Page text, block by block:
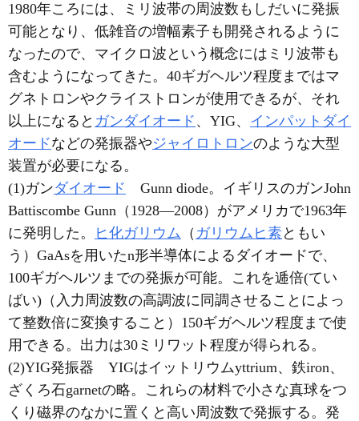
1980年ころには、ミリ波帯の周波数もしだいに発振
可能となり、低雑音の増幅素子も開発されるように
なったので、マイクロ波という概念にはミリ波帯も
含むようになってきた。40ギガヘルツ程度まではマ
グネトロンやクライストロンが使用できるが、それ
以上になると ガンダイオード 、YIG、 インパットダイ
オードなどの発振器やジャイロトロンのような大型
装置が必要になる。
(1)ガンダイオード Gunn diode。イギリスのガンJohn
Battiscombe Gunn（1928―2008）がアメリカで1963年
に発明した。
ヒ化ガリウム （ ガリウムヒ素ともい
う）GaAsを用いたn形半導体によるダイオードで、
100ギガヘルツまでの発振が可能。これを逓倍(てい
ばい)（入力周波数の高調波に同調させることによっ
て整数倍に変換すること）150ギガヘルツ程度まで使
用できる。出力は30ミリワット程度が得られる。
(2)YIG発振器 YIGはイットリウムyttrium、鉄iron、
ざくろ石garnetの略。これらの材料で小さな真球をつ
くり磁界のなかに置くと高い周波数で発振する。発